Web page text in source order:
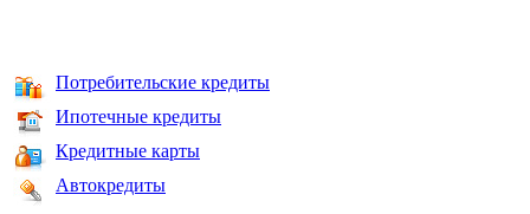
Потребительские кредиты
Ипотечные кредиты
Кредитные карты
Автокредиты